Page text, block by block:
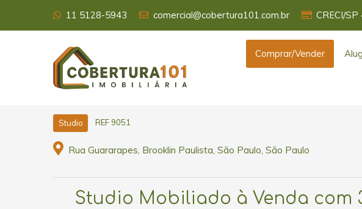
11 5128-5943 comercial@cobertura101.com.br CRECI/SP
Comprar/Vender
Studio REF 9051
Rua Guararapes, Brooklin Paulista, São Paulo, São Paulo
Studio Mobiliado à Venda com